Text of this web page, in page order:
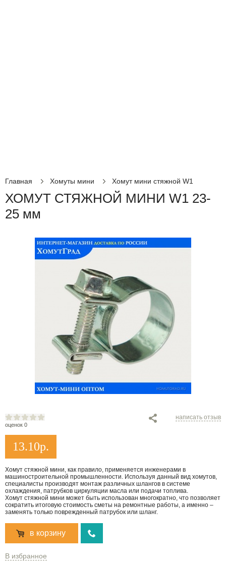
Главная Хомуты мини Хомут мини стяжной W1
ХОМУТ СТЯЖНОЙ МИНИ W1 23-
25 мм
оценок 0
написать отзыв
13.10р.
Хомут стяжной мини, как правило, применяется инженерами в
машиностроительной промышленности. Используя данный вид хомутов,
специалисты производят монтаж различных шлангов в системе
охлаждения, патрубков циркуляции масла или подачи топлива.
Хомут стяжной мини может быть использован многократно, что позволяет
сократить итоговую стоимость сметы на ремонтные работы, а именно –
заменять только поврежденный патрубок или шланг.
в корзину
В избранное